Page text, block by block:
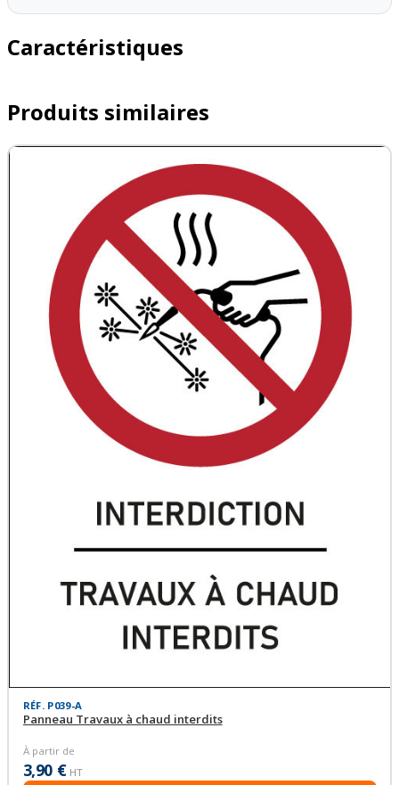
Caractéristiques
Produits similaires
RÉF. P039-A
Panneau Travaux à chaud interdits
À partir de
3,90 € HT